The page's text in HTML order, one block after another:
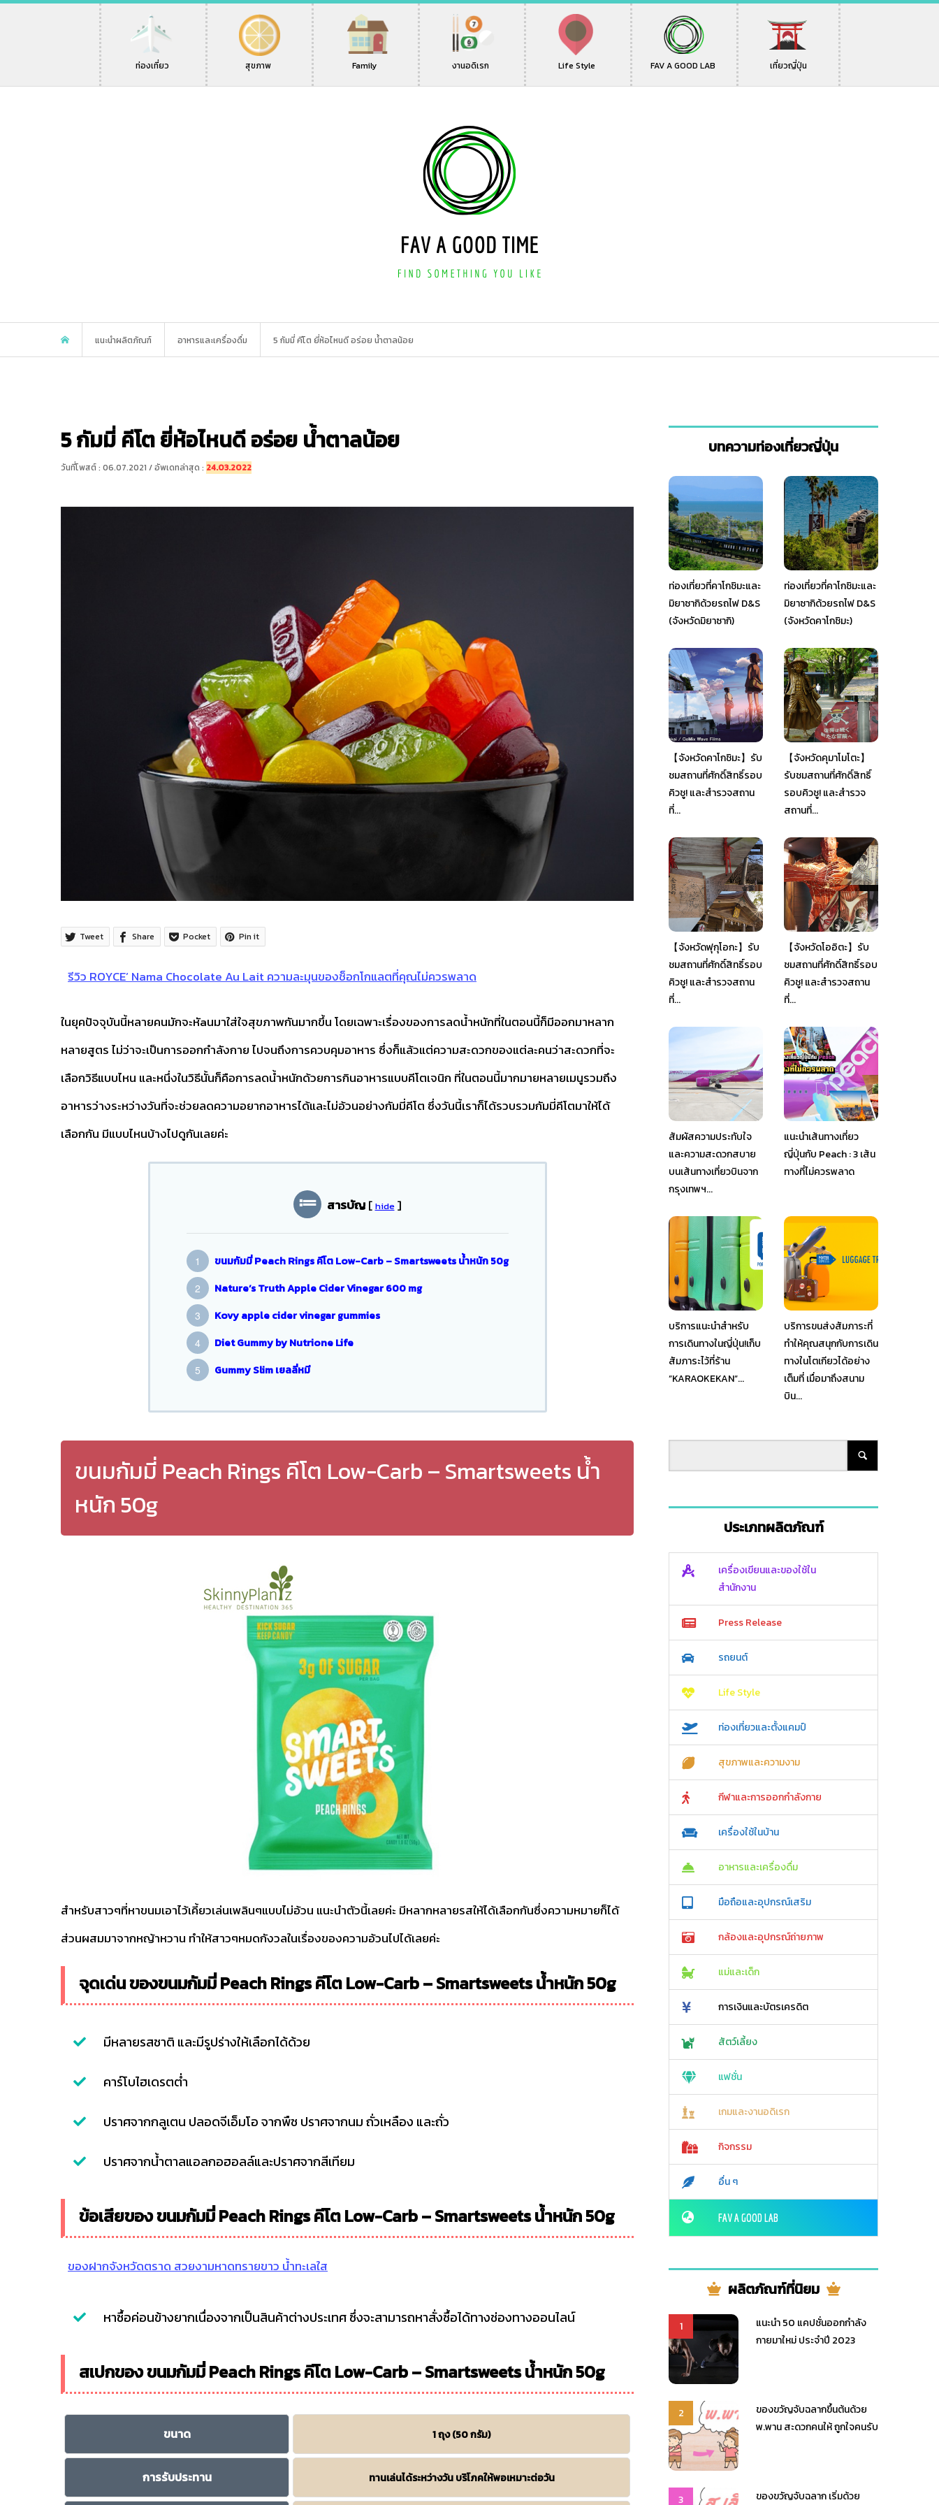
ท่องเที่ยว สุขภาพ Family งานอดิเรก Life Style FAV A GOOD LAB เที่ยวญี่ปุ่น
แนะนำผลิตภัณฑ์ อาหารและเครื่องดื่ม 5 กัมมี่ คีโต ยี่ห้อไหนดี อร่อย น้ำตาลน้อย
5 กัมมี่ คีโต ยี่ห้อไหนดี อร่อย น้ำตาลน้อย
วันที่โพสต์ : 06.07.2021 / อัพเดทล่าสุด : 24.03.2022
Tweet Share Pocket Pin it
รีวิว ROYCE’ Nama Chocolate Au Lait ความละมุนของช็อกโกแลตที่คุณไม่ควรพลาด
ในยุคปัจจุบันนี้หลายคนมักจะหัaนมาใส่ใจสุขภาพกันมากขึ้น โดยเฉพาะเรื่องของการลดน้ำหนักที่ในตอนนี้ก็มีออกมาหลาก
หลายสูตร ไม่ว่าจะเป็นการออกกำลังกาย ไปจนถึงการควบคุมอาหาร ซึ่งก็แล้วแต่ความสะดวกของแต่ละคนว่าสะดวกที่จะ
เลือกวิธีแบบไหน และหนึ่งในวิธีนั้นก็คือการลดน้ำหนักด้วยการกินอาหารแบบคีโตเจนิก ที่ในตอนนี้มากมายหลายเมนูรวมถึง
อาหารว่างระหว่างวันที่จะช่วยลดความอยากอาหารได้และไม่อ้วนอย่างกัมมี่คีโต ซึ่งวันนี้เราก็ได้รวบรวมกัมมี่คีโตมาให้ได้
เลือกกัน มีแบบไหนบ้างไปดูกันเลยค่ะ
สารบัญ [ hide ]
ขนมกัมมี่ Peach Rings คีโต Low-Carb – Smartsweets น้ำหนัก 50g
Nature’s Truth Apple Cider Vinegar 600 mg
Kovy apple cider vinegar gummies
Diet Gummy by Nutrione Life
Gummy Slim เยลลี่หมี
ขนมกัมมี่ Peach Rings คีโต Low-Carb – Smartsweets น้ำ
หนัก 50g
สำหรับสาวๆที่หาขนมเอาไว้เคี้ยวเล่นเพลินๆแบบไม่อ้วน แนะนำตัวนี้เลยค่ะ มีหลากหลายรสให้ได้เลือกกันซึ่งความหมายก็ได้
ส่วนผสมมาจากหญ้าหวาน ทำให้สาวๆหมดกังวลในเรื่องของความอ้วนไปได้เลยค่ะ
จุดเด่น ของขนมกัมมี่ Peach Rings คีโต Low-Carb – Smartsweets น้ำหนัก 50g
มีหลายรสชาติ และมีรูปร่างให้เลือกได้ด้วย
คาร์โบไฮเดรตต่ำ
ปราศจากกลูเตน ปลอดจีเอ็มโอ จากพืช ปราศจากนม ถั่วเหลือง และถั่ว
ปราศจากน้ำตาลแอลกอฮอลล์และปราศจากสีเทียม
ข้อเสียของ ขนมกัมมี่ Peach Rings คีโต Low-Carb – Smartsweets น้ำหนัก 50g
ของฝากจังหวัดตราด สวยงามหาดทรายขาว น้ำทะเลใส
หาซื้อค่อนข้างยากเนื่องจากเป็นสินค้าต่างประเทศ ซึ่งจะสามารถหาสั่งซื้อได้ทางช่องทางออนไลน์
สเปกของ ขนมกัมมี่ Peach Rings คีโต Low-Carb – Smartsweets น้ำหนัก 50g
ขนาด 1 ถุง (50 กรัม)
การรับประทาน ทานเล่นได้ระหว่างวัน บริโภคให้พอเหมาะต่อวัน
บทความท่องเที่ยวญี่ปุ่น
ท่องเที่ยวที่คาโกชิมะและ
มิยาซากิด้วยรถไฟ D&S
(จังหวัดมิยาซากิ)
ท่องเที่ยวที่คาโกชิมะและ
มิยาซากิด้วยรถไฟ D&S
(จังหวัดคาโกชิมะ)
【จังหวัดคาโกชิมะ】รับ
ชมสถานที่ศักดิ์สิทธิ์รอบ
คิวชู! และสำรวจสถาน
ที่...
【จังหวัดคุมาโมโตะ】
รับชมสถานที่ศักดิ์สิทธิ์
รอบคิวชู! และสำรวจ
สถานที่...
【จังหวัดฟุกุโอกะ】รับ
ชมสถานที่ศักดิ์สิทธิ์รอบ
คิวชู! และสำรวจสถาน
ที่...
【จังหวัดโออิตะ】รับ
ชมสถานที่ศักดิ์สิทธิ์รอบ
คิวชู! และสำรวจสถาน
ที่...
สัมผัสความประทับใจ
และความสะดวกสบาย
บนเส้นทางเที่ยวบินจาก
กรุงเทพฯ...
แนะนำเส้นทางเที่ยว
ญี่ปุ่นกับ Peach : 3 เส้น
ทางที่ไม่ควรพลาด
บริการแนะนำสำหรับ
การเดินทางในญี่ปุ่น!เก็บ
สัมภาระไว้ที่ร้าน
”KARAOKEKAN”...
บริการขนส่งสัมภาระที่
ทำให้คุณสนุกกับการเดิน
ทางในโตเกียวได้อย่าง
เต็มที่ เมื่อมาถึงสนาม
บิน...
ประเภทผลิตภัณฑ์
เครื่องเขียนและของใช้ใน
สำนักงาน
Press Release
รถยนต์
Life Style
ท่องเที่ยวและตั้งแคมป์
สุขภาพและความงาม
กีฬาและการออกกำลังกาย
เครื่องใช้ในบ้าน
อาหารและเครื่องดื่ม
มือถือและอุปกรณ์เสริม
กล้องและอุปกรณ์ถ่ายภาพ
แม่และเด็ก
การเงินและบัตรเครดิต
สัตว์เลี้ยง
แฟชั่น
เกมและงานอดิเรก
กิจกรรม
อื่น ๆ
FAV A GOOD LAB
ผลิตภัณฑ์ที่นิยม
1
แนะนำ 50 แคปชั่นออกกำลัง
กายมาใหม่ ประจำปี 2023
2
ของขวัญจับฉลากขึ้นต้นด้วย
พ.พาน สะดวกคนให้ ถูกใจคนรับ
3 ของขวัญจับฉลาก เริ่มด้วย